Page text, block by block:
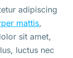
adipiscing
mattis,
sit amet,
luctus nec